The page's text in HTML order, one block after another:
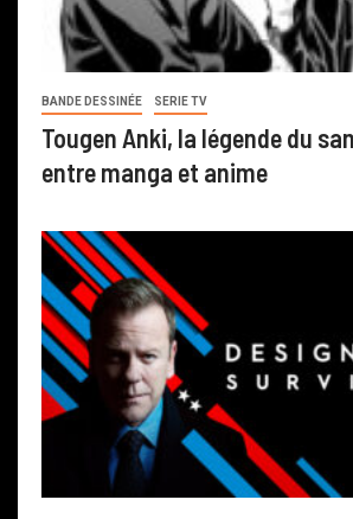
BANDE DESSINÉE SERIE TV
Tougen Anki, la légende du
entre manga et anime